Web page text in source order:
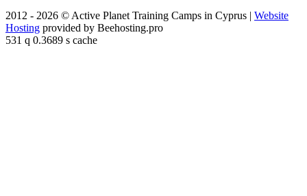
2012 - 2026 © Active Planet Training Camps in Cyprus | Website
Hosting provided by Beehosting.pro
531 q 0.3689 s cache